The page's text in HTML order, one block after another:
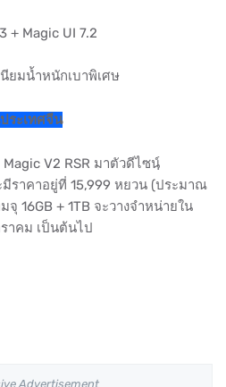
+ Magic UI 7.2
ยมน้ำหนักเบาพิเศษ
ระเทศจีน
Magic V2 RSR มาตัวดีไซนฺ์
ราคาอยู่ที่ 15,999 หยวน (ประมาณ
16GB + 1TB จะวางจำหน่ายใน
าคม เป็นต้นไป
Advertisement